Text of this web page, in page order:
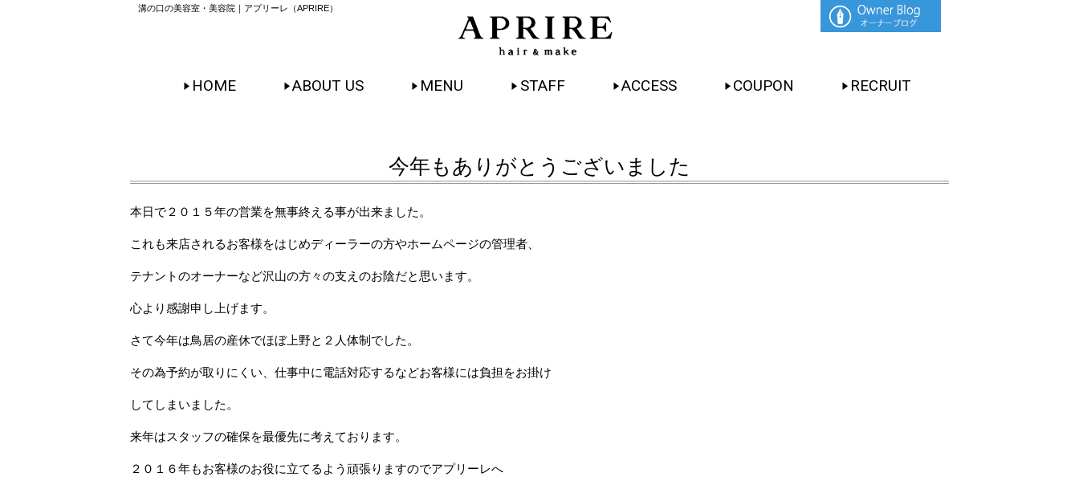
溝の口の美容室・美容院｜アプリーレ（APRIRE）
HOME ABOUT US MENU STAFF ACCESS COUPON RECRUIT
今年もありがとうございました
本日で２０１５年の営業を無事終える事が出来ました。
これも来店されるお客様をはじめディーラーの方やホームページの管理者、
テナントのオーナーなど沢山の方々の支えのお陰だと思います。
心より感謝申し上げます。
さて今年は鳥居の産休でほぼ上野と２人体制でした。
その為予約が取りにくい、仕事中に電話対応するなどお客様には負担をお掛け
してしまいました。
来年はスタッフの確保を最優先に考えております。
２０１６年もお客様のお役に立てるよう頑張りますのでアプリーレへ